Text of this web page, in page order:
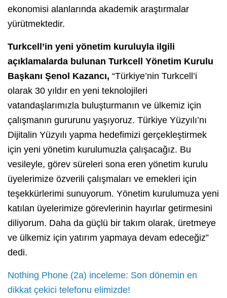
ekonomisi alanlarında akademik araştırmalar
yürütmektedir.
Turkcell’in yeni yönetim kuruluyla ilgili
açıklamalarda bulunan Turkcell Yönetim Kurulu
Başkanı Şenol Kazancı, “Türkiye’nin Turkcell’i
olarak 30 yıldır en yeni teknolojileri
vatandaşlarımızla buluşturmanın ve ülkemiz için
çalışmanın gururunu yaşıyoruz. Türkiye Yüzyılı’nı
Dijitalin Yüzyılı yapma hedefimizi gerçekleştirmek
için yeni yönetim kurulumuzla çalışacağız. Bu
vesileyle, görev süreleri sona eren yönetim kurulu
üyelerimize özverili çalışmaları ve emekleri için
teşekkürlerimi sunuyorum. Yönetim kurulumuza yeni
katılan üyelerimize görevlerinin hayırlar getirmesini
diliyorum. Daha da güçlü bir takım olarak, üretmeye
ve ülkemiz için yatırım yapmaya devam edeceğiz”
dedi.
Nothing Phone (2a) inceleme: Son dönemin en
dikkat çekici telefonu elimizde!